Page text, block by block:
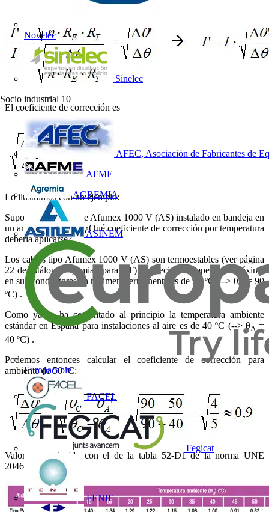
Novelec
Sinelec
Socio industrial 10
AFEC, Asociación de Fabricantes de
AFME
AGREMIA
ASINEM
Europacable
FACEL
Fegicat
FENIE
El coeficiente de corrección es
Lo ilustramos con un ejemplo:
Supongamos un cable Afumex 1000 V (AS) instalado en bandeja en
un ambiente a 50 ºC ¿Qué coeficiente de corrección por temperatura
debería aplicarse?
Los cables tipo Afumex 1000 V (AS) son termoestables (ver página
22 de catálogo Prysmian para BT). Es decir, la temperatura máxima
en sus conductores en régimen permanente es de 90 ºC (--> θC
= 90
ºC) .
Como ya se ha comentado al principio la temperatura ambiente
estándar en España para instalaciones al aire es de 40 ºC (--> θA =
40 ºC) .
Podemos entonces calcular el coeficiente de corrección para
ambiente de 50 ºC:
Valor que coincide con el de la tabla 52-D1 de la norma UNE
20460-5-523: